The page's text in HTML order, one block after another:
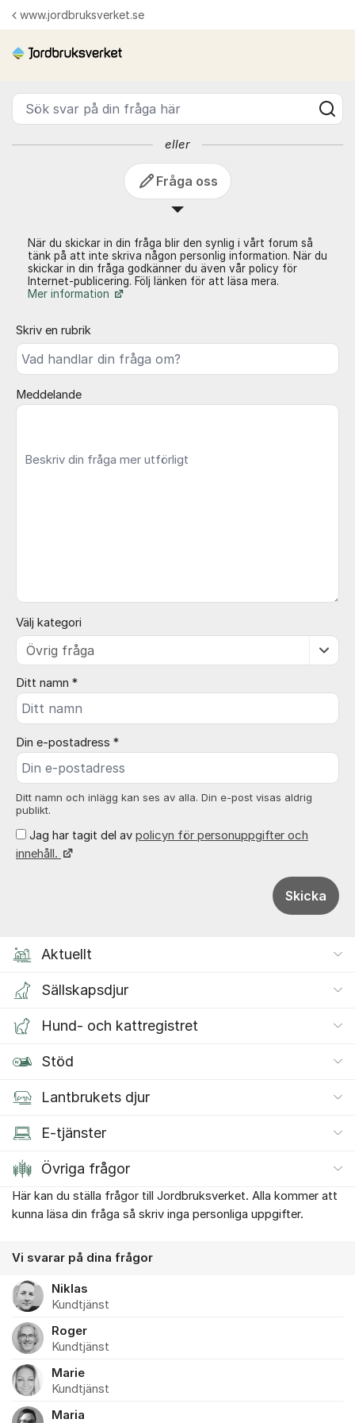
Hoppa till innehåll
Fråga oss - Jordbruksverket
www.jordbruksverket.se
Sök svar på din fråga här
eller
Fråga oss
När du skickar in din fråga blir den synlig i vårt forum så
tänk på att inte skriva någon personlig information. När du
skickar in din fråga godkänner du även vår policy för
Internet-publicering. Följ länken för att läsa mera.
Mer information
Skriv en rubrik
Meddelande
Välj kategori
Ditt namn *
Din e-postadress *
Ditt namn och inlägg kan ses av alla. Din e-post visas aldrig
publikt.
Jag har tagit del av policyn för personuppgifter och
innehåll.
Skicka
Aktuellt
Sällskapsdjur
Hund- och kattregistret
Stöd
Lantbrukets djur
E-tjänster
Övriga frågor
Om forumet
Här kan du ställa frågor till Jordbruksverket. Alla kommer att
kunna läsa din fråga så skriv inga personliga uppgifter.
Vi svarar på dina frågor
Niklas
Kundtjänst
Roger
Kundtjänst
Marie
Kundtjänst
Maria